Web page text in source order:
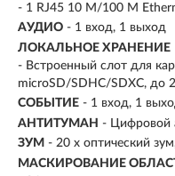
- 1 RJ45 10 M/100 M
АУДИО - 1 вход, 1 выход
ЛОКАЛЬНОЕ ХРАНЕНИЕ
- Встроенный слот для
microSD/SDHC/SDXC, до
СОБЫТИЕ - 1 вход, 1
АНТИТУМАН - Цифровой
ЗУМ - 20 х оптический
МАСКИРОВАНИЕ